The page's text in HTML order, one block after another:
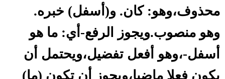
محذوف،وهو: كان. و(أسفل) خبره.
وهو منصوب.ويجوز الرفع-أي: ما هو
أسفل-،وهو أفعل تفضيل،ويحتمل أن
يكون فعلا ماضيا،ويجوز أن تكون (ما)